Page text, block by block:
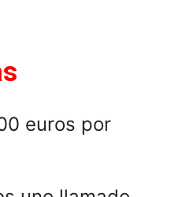
euros por